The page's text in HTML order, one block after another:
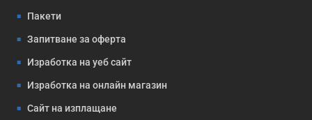
Пакети
Запитване за оферта
Изработка на уеб сайт
Изработка на онлайн магазин
Сайт на изплащане